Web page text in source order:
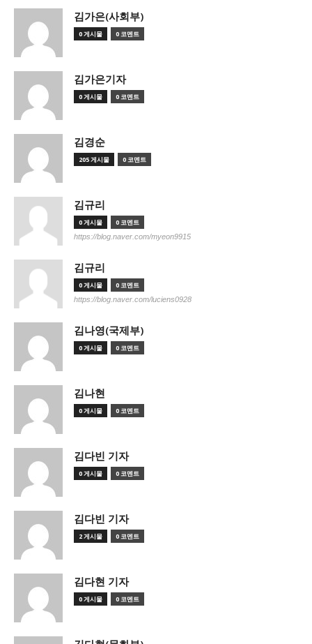
김가은(사회부)
0 게시물 0 코멘트
김가은기자
0 게시물 0 코멘트
김경순
205 게시물 0 코멘트
김규리
0 게시물 0 코멘트
https://blog.naver.com/myeon9915
김규리
0 게시물 0 코멘트
https://blog.naver.com/luciens0928
김나영(국제부)
0 게시물 0 코멘트
김나현
0 게시물 0 코멘트
김다빈 기자
0 게시물 0 코멘트
김다빈 기자
2 게시물 0 코멘트
김다현 기자
0 게시물 0 코멘트